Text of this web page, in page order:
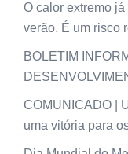
O calor extremo
verão. É um risco
BOLETIM
COMUNICADO |
uma vitória para